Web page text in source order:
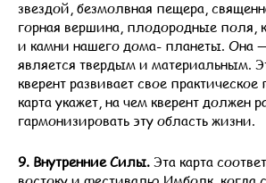
звездой, безмолвная пещера,
горная вершина, плодородные поля,
и камни нашего дома- планеты. Она
является твердым и материальным.
кверент развивает свое
карта укажет, на чем кверент должен
гармонизировать эту область жизни.
9. Внутренние Силы.Эта карта